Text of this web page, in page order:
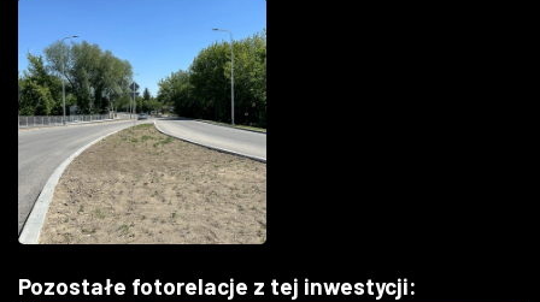
Pozostałe fotorelacje z tej inwestycji: